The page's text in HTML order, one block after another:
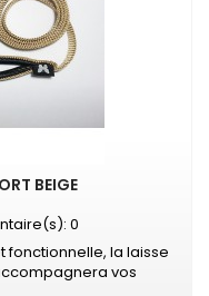
BEIGE
0
fonctionnelle, la laisse
accompagnera vos